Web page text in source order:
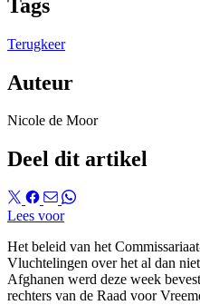
Tags
Terugkeer
Auteur
Nicole de Moor
Deel dit artikel
Lees voor
Het beleid van het
Vluchtelingen over het al dan
Afghanen werd deze week
rechters van de Raad voor